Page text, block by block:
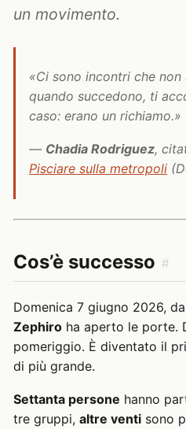
un movimento.
«Ci sono incontri che
quando succedono, ti
caso: erano un richiamo.»
— Chadia Rodriguez,
Pisciare sulla metropoli
Cos’è successo #
Domenica 7 giugno 2026,
Zephiro ha aperto le porte.
pomeriggio. È diventato il
di più grande.
Settanta persone hanno
tre gruppi, altre venti sono